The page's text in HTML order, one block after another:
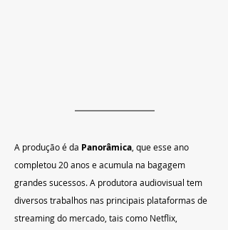
A produção é da Panorâmica , que esse ano
completou 20 anos e acumula na bagagem
grandes sucessos. A produtora audiovisual tem
diversos trabalhos nas principais plataformas de
streaming do mercado, tais como Netflix,